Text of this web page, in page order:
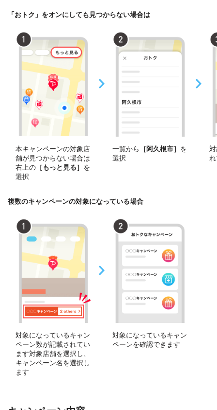
「おトク」をオンにしても見つからない場合は
本キャンペーンの対象店
舗が見つからない場合は
右上の ［もっと見る］ を
選択
一覧から ［阿久根市］ を
選択
複数のキャンペーンの対象になっている場合
対象になっているキャン
ペーン数が記載されてい
ます対象店舗を選択し、
キャンペーン名を選択し
ます
対象になっているキャン
ペーンを確認できます